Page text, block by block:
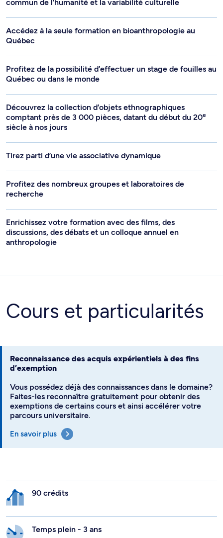
commun de l’humanité et la variabilité culturelle
Accédez à la seule formation en bioanthropologie au
Québec
Profitez de la possibilité d’effectuer un stage de fouilles au
Québec ou dans le monde
Découvrez la collection d’objets ethnographiques
comptant près de 3 000 pièces, datant du début du 20e
siècle à nos jours
Tirez parti d’une vie associative dynamique
Profitez des nombreux groupes et laboratoires de
recherche
Enrichissez votre formation avec des films, des
discussions, des débats et un colloque annuel en
anthropologie
Cours et particularités
Reconnaissance des acquis expérientiels à des fins
d’exemption
Vous possédez déjà des connaissances dans le domaine?
Faites-les reconnaître gratuitement pour obtenir des
exemptions de certains cours et ainsi accélérer votre
parcours universitaire.
En savoir plus
90 crédits
Temps plein - 3 ans